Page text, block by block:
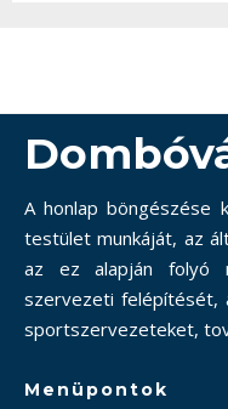
A honlap böngészése
testület munkáját, az
az ez alapján folyó
szervezeti felépítését,
sportszervezeteket,
Menüpontok